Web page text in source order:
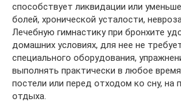
способствует ликвидации или
болей, хронической усталости,
Лечебную гимнастику при бронхите
домашних условиях, для нее не
специального оборудования,
выполнять практически в любое
постели или перед отходом ко сну, на
отдыха.